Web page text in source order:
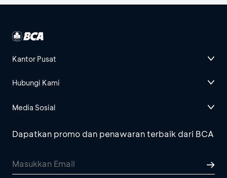
Kantor Pusat
Hubungi Kami
Media Sosial
Dapatkan promo dan penawaran terbaik dari BCA